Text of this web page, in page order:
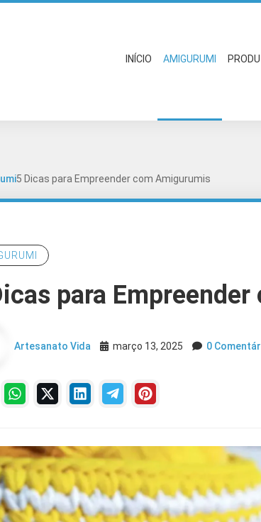
INÍCIO AMIGURUMI
5 Dicas para Empreender com Amigurumis
para
Artesanato Vida março 13, 2025 0